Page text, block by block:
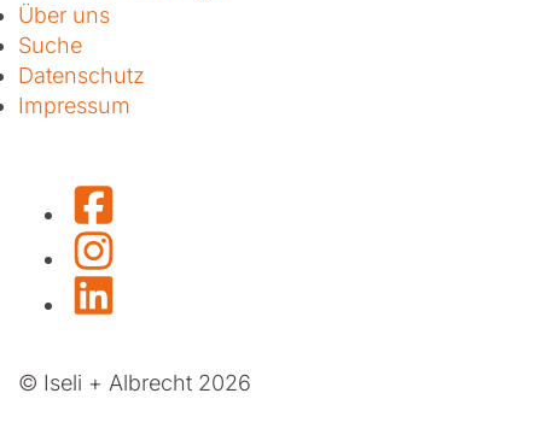
Über uns
Suche
Datenschutz
Impressum
© Iseli + Albrecht 2026